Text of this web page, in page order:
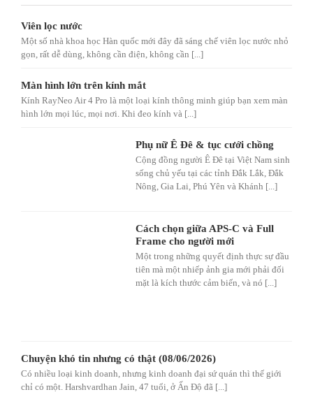
Viên lọc nước
Một số nhà khoa học Hàn quốc mới đây đã sáng chế viên lọc nước nhỏ
gọn, rất dễ dùng, không cần điện, không cần [...]
Màn hình lớn trên kính mắt
Kính RayNeo Air 4 Pro là một loại kính thông minh giúp bạn xem màn
hình lớn mọi lúc, mọi nơi. Khi đeo kính và [...]
Phụ nữ Ê Đê & tục cưới chồng
Cộng đồng người Ê Đê tại Việt Nam sinh
sống chủ yếu tại các tỉnh Đắk Lắk, Đắk
Nông, Gia Lai, Phú Yên và Khánh [...]
Cách chọn giữa APS-C và Full
Frame cho người mới
Một trong những quyết định thực sự đầu
tiên mà một nhiếp ảnh gia mới phải đối
mặt là kích thước cảm biến, và nó [...]
Chuyện khó tin nhưng có thật (08/06/2026)
Có nhiều loại kinh doanh, nhưng kinh doanh đại sứ quán thì thế giới
chỉ có một. Harshvardhan Jain, 47 tuổi, ở Ấn Độ đã [...]